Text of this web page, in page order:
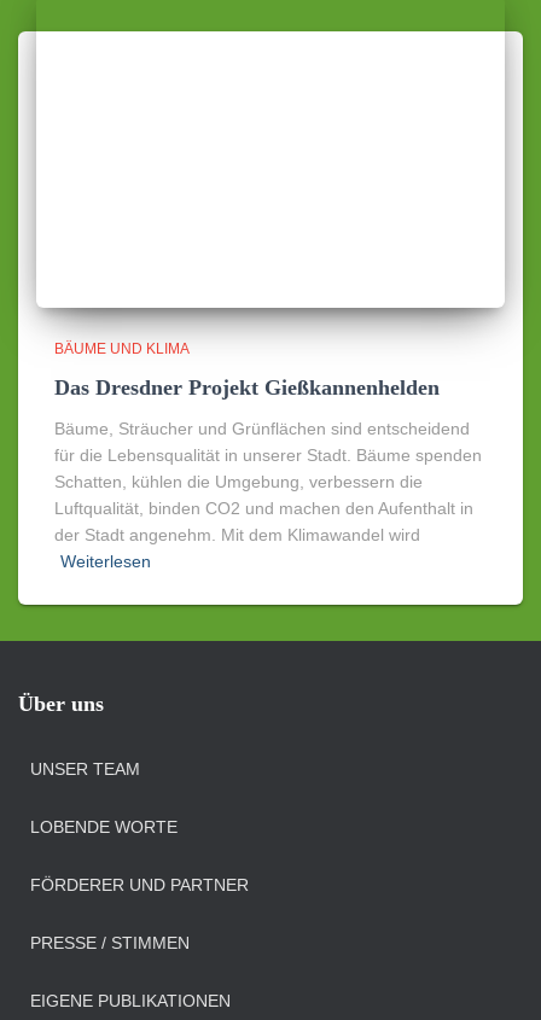
BÄUME UND KLIMA
Das Dresdner Projekt Gießkannenhelden
Bäume, Sträucher und Grünflächen sind entscheidend
für die Lebensqualität in unserer Stadt. Bäume spenden
Schatten, kühlen die Umgebung, verbessern die
Luftqualität, binden CO2 und machen den Aufenthalt in
der Stadt angenehm. Mit dem Klimawandel wird
Weiterlesen
Über uns
UNSER TEAM
LOBENDE WORTE
FÖRDERER UND PARTNER
PRESSE / STIMMEN
EIGENE PUBLIKATIONEN